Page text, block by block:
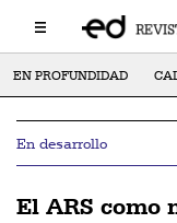
EN PROFUNDIDAD
En desarrollo
El ARS como